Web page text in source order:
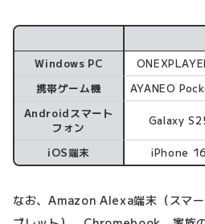
Windows PC
携帯ゲーム機
AYANEO
Androidスマート
フォン
Galaxy
iOS端末 iPhone 16
なお、Amazon Alexa端末（スマ